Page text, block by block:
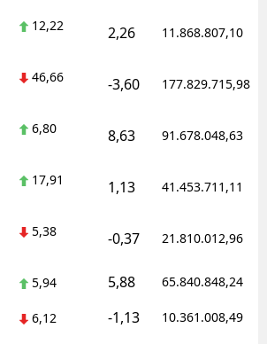
12,22 2,26 11.868.807,10
46,66 -3,60 177.829.715,98
6,80 8,63 91.678.048,63
17,91 1,13 41.453.711,11
5,38 -0,37 21.810.012,96
5,94 5,88 65.840.848,24
6,12 -1,13 10.361.008,49